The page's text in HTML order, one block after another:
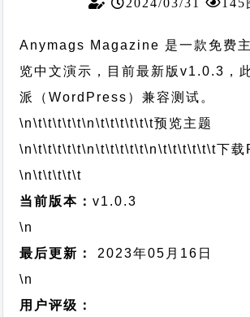
Anymags Magazine 是一款免费
览中文演示，目前最新版v1.0.3，
派（WordPress）兼容测试。
\n\t\t\t\t\t\n\t\t\t\t\t\t预览主题
\n\t\t\t\t\t\n\t\t\t\t\t\n\t\t\t\t\t\t下载
\n\t\t\t\t\t
当前版本：v1.0.3
\n
最后更新：
2023年05月16日
\n
用户评级：